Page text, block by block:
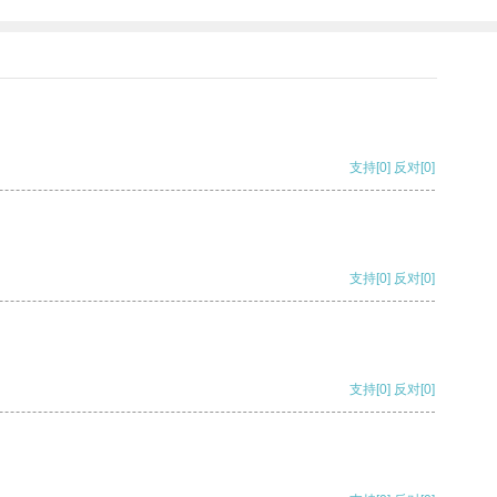
支持[0] 反对[0]
支持[0] 反对[0]
支持[0] 反对[0]